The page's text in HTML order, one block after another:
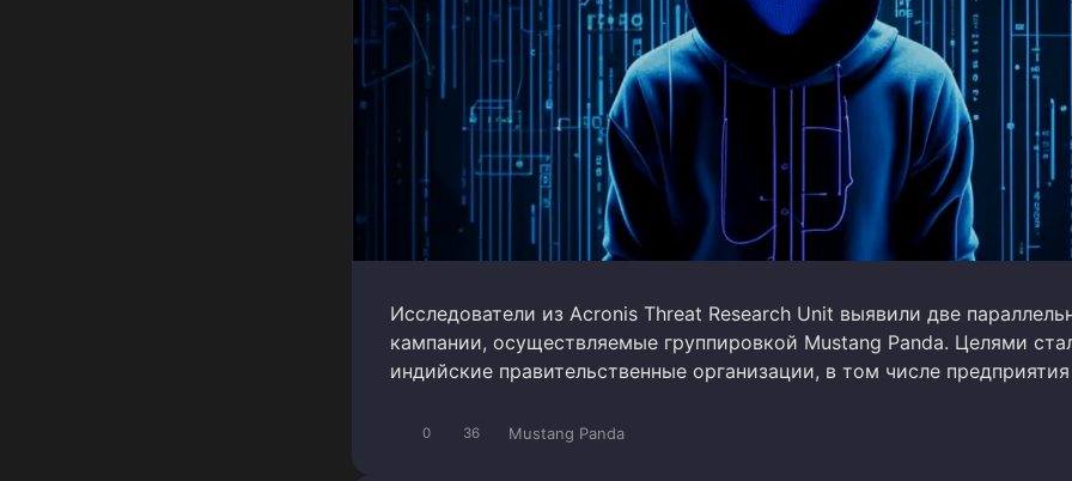
Исследователи из Acronis Threat Research Unit выявили две
кампании, осуществляемые группировкой Mustang Panda. Целями
индийские правительственные организации, в том числе предприятия
0 36 Mustang Panda